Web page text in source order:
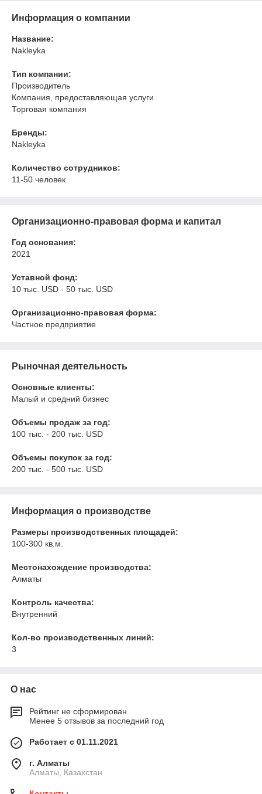
Информация о компании
Название:
Nakleyka
Тип компании:
Производитель
Компания, предоставляющая услуги
Торговая компания
Бренды:
Nakleyka
Количество сотрудников:
11-50 человек
Организационно-правовая форма и капитал
Год основания:
2021
Уставной фонд:
10 тыс. USD - 50 тыс. USD
Организационно-правовая форма:
Частное предприятие
Рыночная деятельность
Основные клиенты:
Малый и средний бизнес
Объемы продаж за год:
100 тыс. - 200 тыс. USD
Объемы покупок за год:
200 тыс. - 500 тыс. USD
Информация о производстве
Размеры производственных площадей:
100-300 кв.м.
Местонахождение производства:
Алматы
Контроль качества:
Внутренний
Кол-во производственных линий:
3
О нас
Рейтинг не сформирован
Менее 5 отзывов за последний год
Работает с 01.11.2021
г. Алматы
Алматы, Казахстан